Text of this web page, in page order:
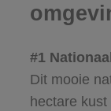
#1
Dit mooie
hectare